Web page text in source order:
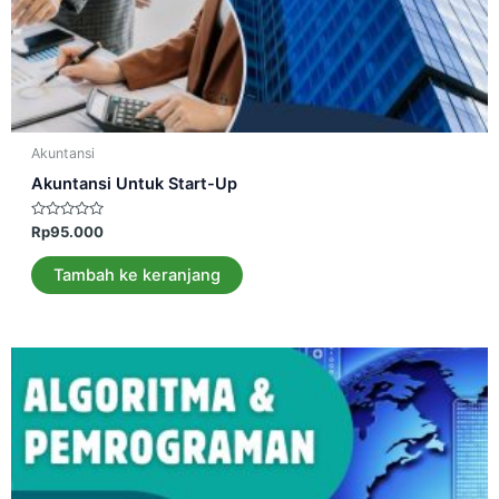
Akuntansi
Akuntansi Untuk Start-Up
Dinilai
0
dari
5
Rp95.000
Tambah ke keranjang